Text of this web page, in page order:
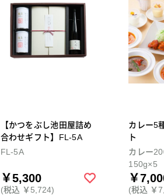
【かつをぶし池田屋詰め
合わせギフト】FL-5A
FL-5A
￥5,300
(税込 ￥5,724)
カレー5
ト
カレー
150g×5
￥
(税込 ￥